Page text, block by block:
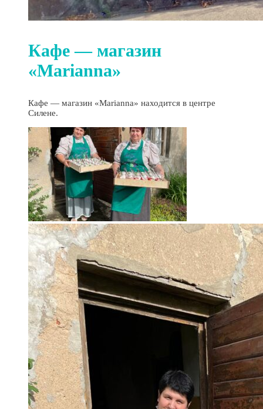
Кафе — магазин
«Marianna»
Кафе — магазин «Marianna» находится в центре
Силене.